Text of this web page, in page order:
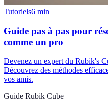
Tutoriels6 min
Guide pas à pas pour
comme un pro
Devenez un expert du Rubik's
Découvrez des méthodes
vos amis.
Guide Rubik Cube